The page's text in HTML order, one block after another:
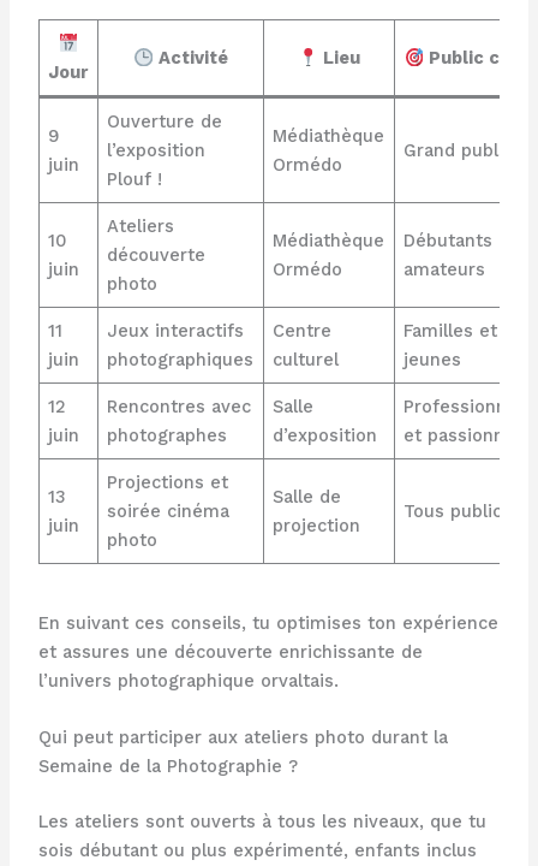
Jour
Activité Lieu Public cible
9
juin
Ouverture de
l’exposition
Plouf !
Médiathèque
Ormédo
Grand public
10
juin
Ateliers
découverte
photo
Médiathèque
Ormédo
Débutants et
amateurs
11
juin
Jeux interactifs
photographiques
Centre
culturel
Familles et
jeunes
12
juin
Rencontres avec
photographes
Salle
d’exposition
Professionnels
et passionnés
13
juin
Projections et
soirée cinéma
photo
Salle de
projection
Tous publics
En suivant ces conseils, tu optimises ton expérience
et assures une découverte enrichissante de
l’univers photographique orvaltais.
Qui peut participer aux ateliers photo durant la
Semaine de la Photographie ?
Les ateliers sont ouverts à tous les niveaux, que tu
sois débutant ou plus expérimenté, enfants inclus